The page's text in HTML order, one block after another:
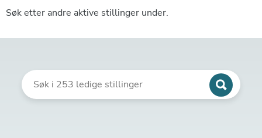
Søk etter andre aktive stillinger under.